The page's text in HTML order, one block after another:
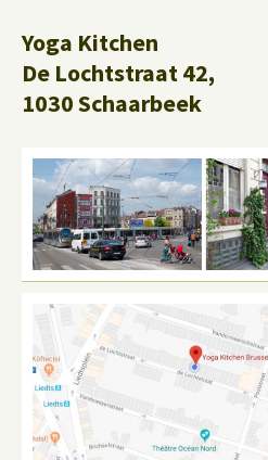
Yoga Kitchen
De Lochtstraat 42,
1030 Schaarbeek